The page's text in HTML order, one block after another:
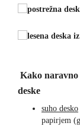
Kako naravno
deske
suho desko
papirjem